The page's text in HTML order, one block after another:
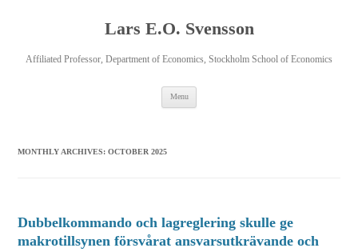
Lars E.O. Svensson
Affiliated Professor, Department of Economics, Stockholm School of Economics
Menu
Skip
MONTHLY ARCHIVES:OCTOBER 2025
Dubbelkommando och lagreglering skulle ge
makrotillsynen försvårat ansvarsutkrävande och